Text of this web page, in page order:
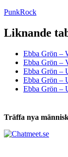
PunkRock
Liknande
Ebba Grön –
Ebba Grön –
Ebba Grön –
Ebba Grön –
Ebba Grön –
Träffa nya